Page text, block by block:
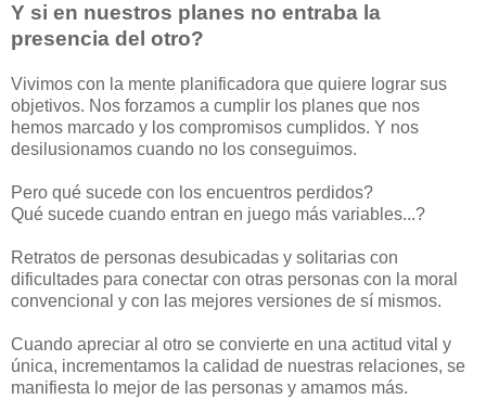
Y si en nuestros planes no entraba la
presencia del otro?
Vivimos con la mente planificadora que quiere lograr sus
objetivos. Nos forzamos a cumplir los planes que nos
hemos marcado y los compromisos cumplidos. Y nos
desilusionamos cuando no los conseguimos.
Pero qué sucede con los encuentros perdidos?
Qué sucede cuando entran en juego más variables...?
Retratos de personas desubicadas y solitarias con
dificultades para conectar con otras personas con la moral
convencional y con las mejores versiones de sí mismos.
Cuando apreciar al otro se convierte en una actitud vital y
única, incrementamos la calidad de nuestras relaciones, se
manifiesta lo mejor de las personas y amamos más.